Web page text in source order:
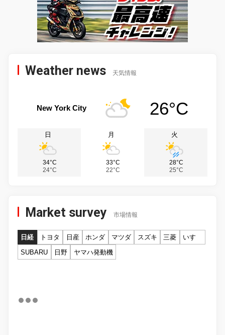
Weather news 天気情報
New York City 26°C
日
34°C
24°C
月
33°C
22°C
火
28°C
25°C
Market survey 市場情報
日経 トヨタ 日産 ホンダ マツダ スズキ 三菱
いすゞ
SUBARU
日野 ヤマハ発動機